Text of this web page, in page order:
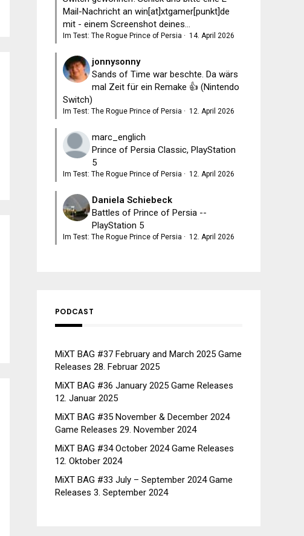
Mail-Nachricht an win[at]xtgamer[punkt]de
mit - einem Screenshot deines...
Im Test: The Rogue Prince of Persia · 14. April 2026
jonnysonny
Sands of Time war beschte. Da wärs
mal Zeit für ein Remake 👍 (Nintendo
Switch)
Im Test: The Rogue Prince of Persia · 12. April 2026
marc_englich
Prince of Persia Classic, PlayStation
5
Im Test: The Rogue Prince of Persia · 12. April 2026
Daniela Schiebeck
Battles of Prince of Persia --
PlayStation 5
Im Test: The Rogue Prince of Persia · 12. April 2026
PODCAST
MiXT BAG #37 February and March 2025 Game
Releases 28. Februar 2025
MiXT BAG #36 January 2025 Game Releases
12. Januar 2025
MiXT BAG #35 November & December 2024
Game Releases 29. November 2024
MiXT BAG #34 October 2024 Game Releases
12. Oktober 2024
MiXT BAG #33 July – September 2024 Game
Releases 3. September 2024